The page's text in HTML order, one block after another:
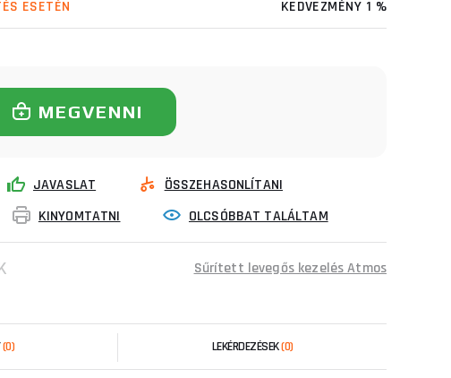
ESETÉN
KEDVEZMÉNY 1 %
MEGVENNI
JAVASLAT
ÖSSZEHASONLÍTANI
KINYOMTATNI OLCSÓBBAT TALÁLTAM
Sűrített levegős kezelés Atmos
(0) LEKÉRDEZÉSEK(0)